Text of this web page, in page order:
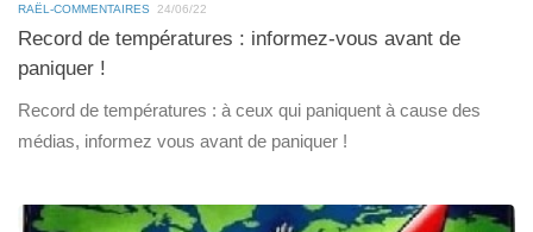
RAËL-COMMENTAIRES 24/06/22
Record de températures : informez-vous avant de
paniquer !
Record de températures : à ceux qui paniquent à cause des
médias, informez vous avant de paniquer !